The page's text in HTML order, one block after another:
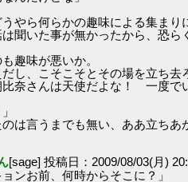
やら何らかの趣味による集まり
聞いた事が無かったから、恐ら
趣味が悪いか。
し、こそこそとその場を立ち去
比奈さんは天使だよな！ 一度で
は言うまでも無い、ああ立ちあ
[sage] 投稿日：2009/08/03(月)
ンお前、何時からそこに？」